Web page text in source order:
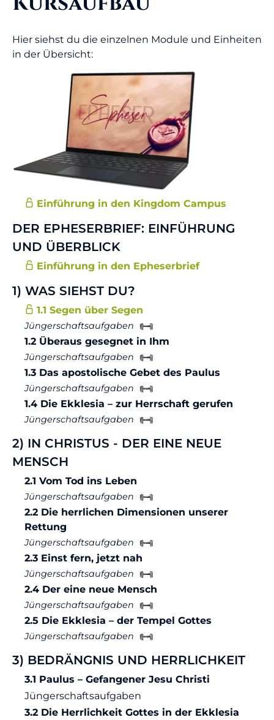
Hier siehst du die einzelnen Module und Einheiten
in der Übersicht:
Einführung in den Kingdom Campus
DER EPHESERBRIEF: EINFÜHRUNG
UND ÜBERBLICK
Einführung in den Epheserbrief
1) WAS SIEHST DU?
1.1 Segen über Segen
Jüngerschaftsaufgaben
1.2 Überaus gesegnet in Ihm
Jüngerschaftsaufgaben
1.3 Das apostolische Gebet des Paulus
Jüngerschaftsaufgaben
1.4 Die Ekklesia – zur Herrschaft gerufen
Jüngerschaftsaufgaben
2) IN CHRISTUS - DER EINE NEUE
MENSCH
2.1 Vom Tod ins Leben
Jüngerschaftsaufgaben
2.2 Die herrlichen Dimensionen unserer
Rettung
Jüngerschaftsaufgaben
2.3 Einst fern, jetzt nah
Jüngerschaftsaufgaben
2.4 Der eine neue Mensch
Jüngerschaftsaufgaben
2.5 Die Ekklesia – der Tempel Gottes
Jüngerschaftsaufgaben
3) BEDRÄNGNIS UND HERRLICHKEIT
3.1 Paulus – Gefangener Jesu Christi
Jüngerschaftsaufgaben
3.2 Die Herrlichkeit Gottes in der Ekklesia